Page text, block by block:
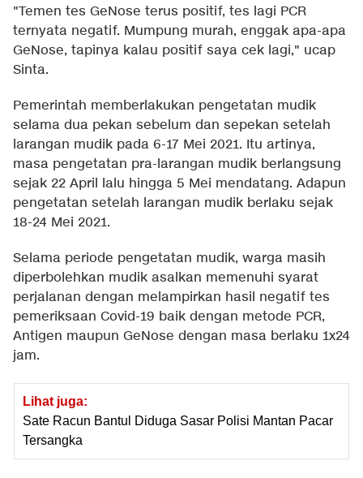
"Temen tes GeNose terus positif, tes lagi PCR
ternyata negatif. Mumpung murah, enggak apa-apa
GeNose, tapinya kalau positif saya cek lagi," ucap
Sinta.
Pemerintah memberlakukan pengetatan mudik
selama dua pekan sebelum dan sepekan setelah
larangan mudik pada 6-17 Mei 2021. Itu artinya,
masa pengetatan pra-larangan mudik berlangsung
sejak 22 April lalu hingga 5 Mei mendatang. Adapun
pengetatan setelah larangan mudik berlaku sejak
18-24 Mei 2021.
Selama periode pengetatan mudik, warga masih
diperbolehkan mudik asalkan memenuhi syarat
perjalanan dengan melampirkan hasil negatif tes
pemeriksaan Covid-19 baik dengan metode PCR,
Antigen maupun GeNose dengan masa berlaku 1x24
jam.
Lihat juga:
Sate Racun Bantul Diduga Sasar Polisi Mantan Pacar
Tersangka